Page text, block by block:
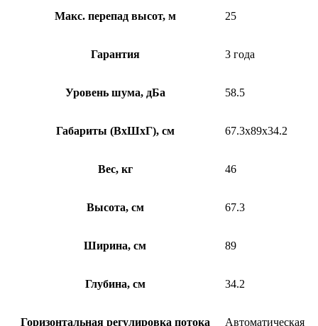
Макс. перепад высот, м 25
Гарантия 3 года
Уровень шума, дБа 58.5
Габариты (ВхШхГ), см 67.3x89x34.2
Вес, кг 46
Высота, см 67.3
Ширина, см 89
Глубина, см 34.2
Горизонтальная регулировка потока Автоматическая